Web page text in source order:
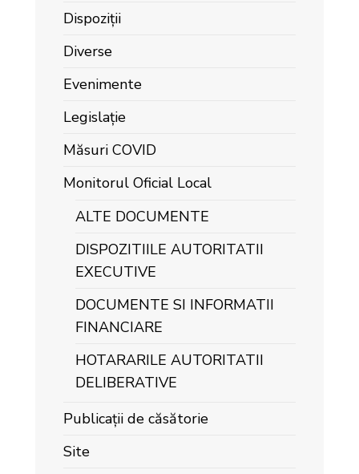
Dispoziții
Diverse
Evenimente
Legislație
Măsuri COVID
Monitorul Oficial Local
ALTE DOCUMENTE
DISPOZITIILE AUTORITATII
EXECUTIVE
DOCUMENTE SI INFORMATII
FINANCIARE
HOTARARILE AUTORITATII
DELIBERATIVE
Publicații de căsătorie
Site